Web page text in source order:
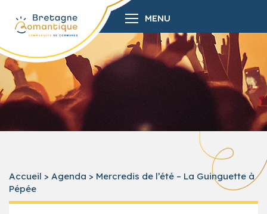
MENU
Accueil > Agenda > Mercredis de l’été – La Guinguette à
Pépée